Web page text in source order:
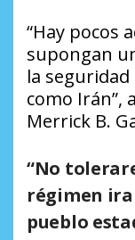
“Hay pocos
supongan
la
como Irán”,
Merrick B.
“No
régimen
pueblo